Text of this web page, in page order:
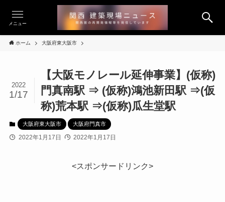
メニュー
ホーム 大阪府東大阪市
【大阪モノレール延伸事業】(仮称)
門真南駅 ⇒ (仮称)鴻池新田駅 ⇒(仮
称)荒本駅 ⇒(仮称)瓜生堂駅
2022
1/17
大阪府東大阪市 大阪府門真市
2022年1月17日 2022年1月17日
<スポンサードリンク>